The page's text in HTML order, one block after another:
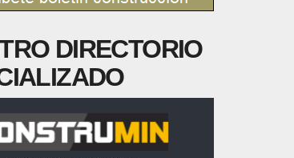
DIRECTORIO